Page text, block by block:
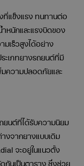
ที่แข็งแรง ทนทานต่อ
หนักและแรงบิดของ
มเร็วสูงได้อย่าง
ะเภทยางรถยนต์ที่มี
ความปลอดภัยและ
ยนต์ที่ได้รับความนิยม
งจากยางแบบเดิม
จะอยู่ในแนวตั้ง
กันเป็นตาราง ซึ่งช่วย